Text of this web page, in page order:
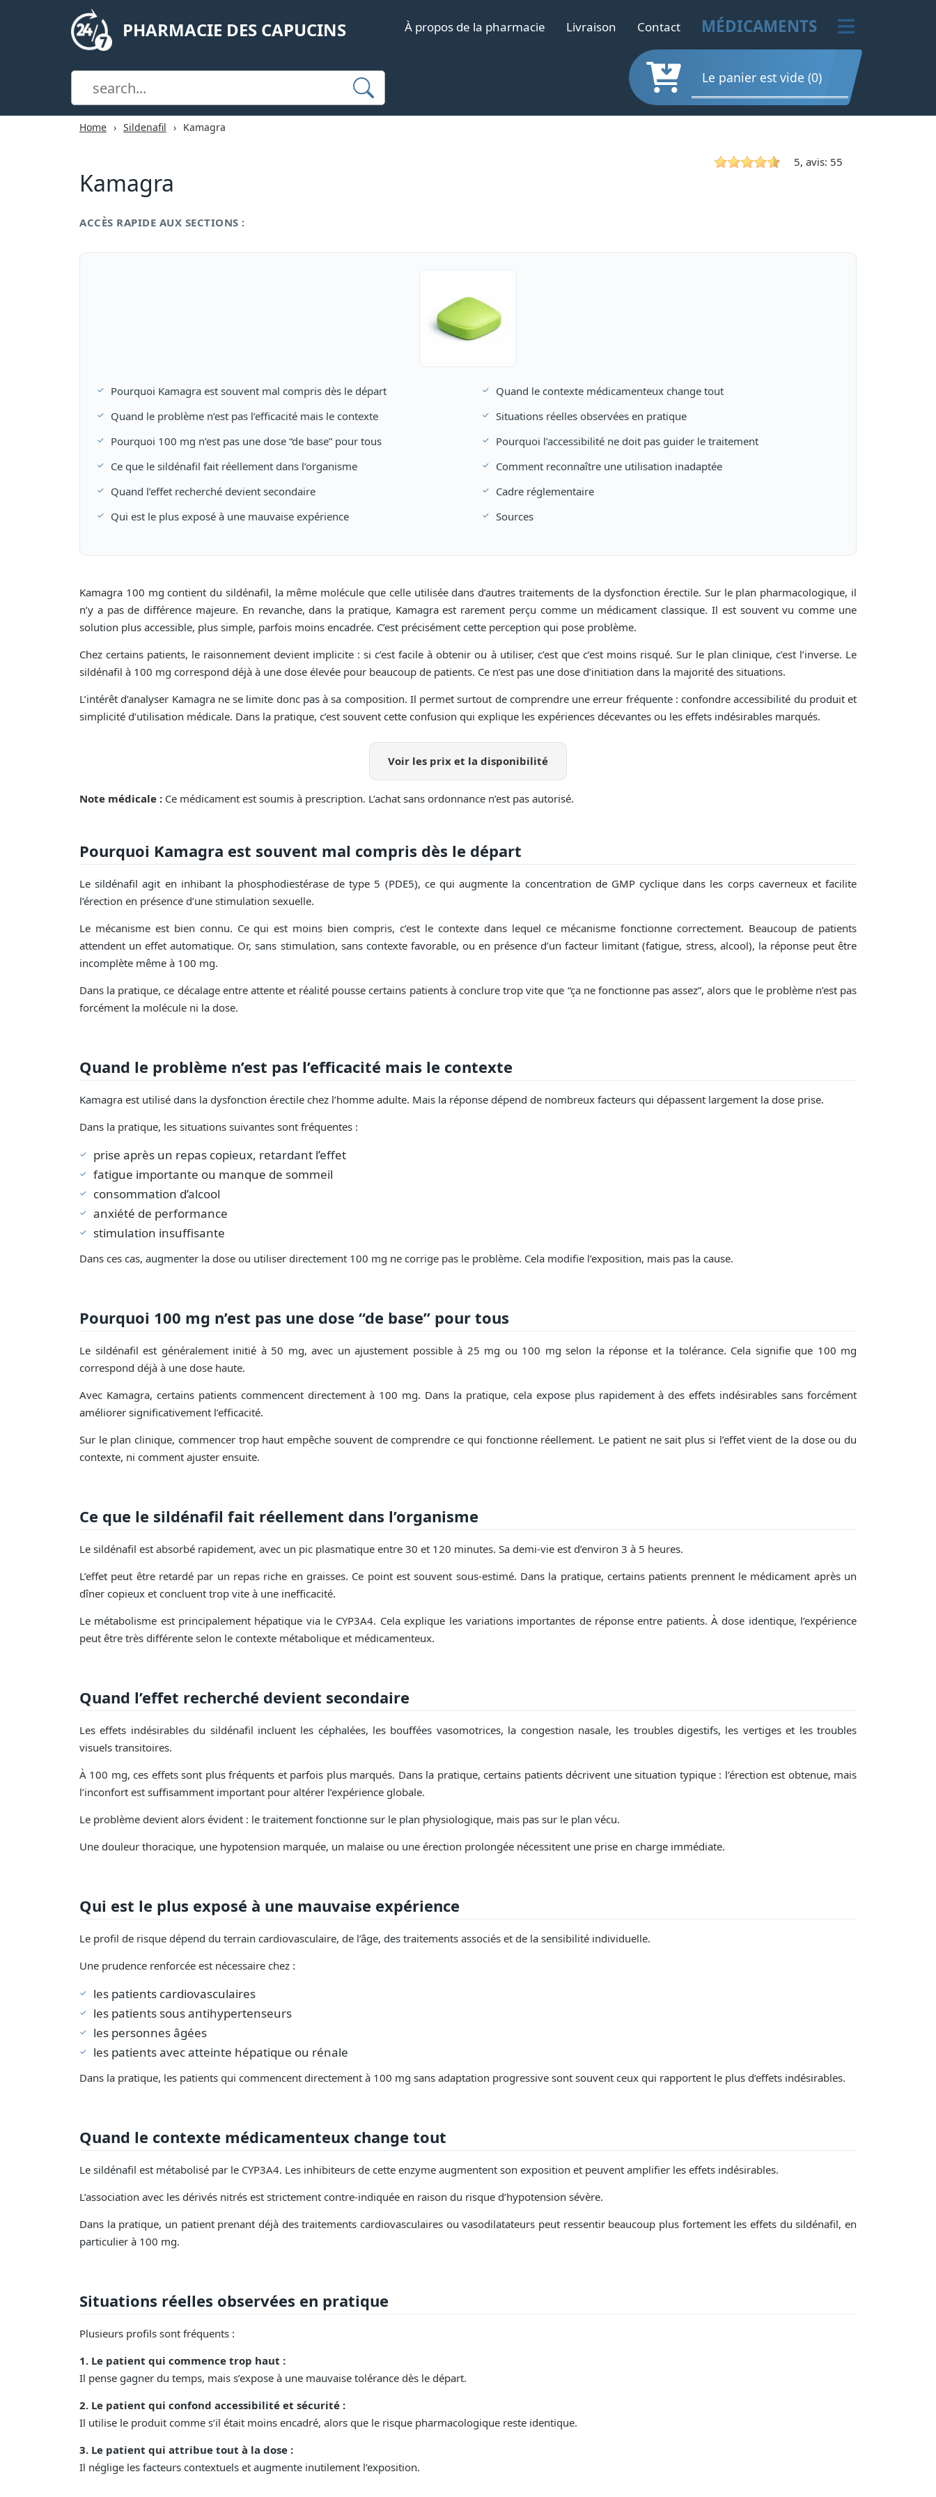
PHARMACIE DES CAPUCINS À propos de la pharmacie Livraison Contact MÉDICAMENTS
Le panier est vide (0)
Home Sildenafil Kamagra
Kamagra
ACCÈS RAPIDE AUX SECTIONS :
Pourquoi Kamagra est souvent mal compris dès le départ
Quand le problème n’est pas l’efficacité mais le contexte
Pourquoi 100 mg n’est pas une dose “de base” pour tous
Ce que le sildénafil fait réellement dans l’organisme
Quand l’effet recherché devient secondaire
Qui est le plus exposé à une mauvaise expérience
Quand le contexte médicamenteux change tout
Situations réelles observées en pratique
Pourquoi l’accessibilité ne doit pas guider le traitement
Comment reconnaître une utilisation inadaptée
Cadre réglementaire
Sources
Kamagra 100 mg contient du sildénafil, la même molécule que celle utilisée dans d’autres traitements de la dysfonction érectile. Sur le plan pharmacologique, il
n’y a pas de différence majeure. En revanche, dans la pratique, Kamagra est rarement perçu comme un médicament classique. Il est souvent vu comme une
solution plus accessible, plus simple, parfois moins encadrée. C’est précisément cette perception qui pose problème.
Chez certains patients, le raisonnement devient implicite : si c’est facile à obtenir ou à utiliser, c’est que c’est moins risqué. Sur le plan clinique, c’est l’inverse. Le
sildénafil à 100 mg correspond déjà à une dose élevée pour beaucoup de patients. Ce n’est pas une dose d’initiation dans la majorité des situations.
L’intérêt d’analyser Kamagra ne se limite donc pas à sa composition. Il permet surtout de comprendre une erreur fréquente : confondre accessibilité du produit et
simplicité d’utilisation médicale. Dans la pratique, c’est souvent cette confusion qui explique les expériences décevantes ou les effets indésirables marqués.
Voir les prix et la disponibilité
Note médicale : Ce médicament est soumis à prescription. L’achat sans ordonnance n’est pas autorisé.
Pourquoi Kamagra est souvent mal compris dès le départ
Le sildénafil agit en inhibant la phosphodiestérase de type 5 (PDE5), ce qui augmente la concentration de GMP cyclique dans les corps caverneux et facilite
l’érection en présence d’une stimulation sexuelle.
Le mécanisme est bien connu. Ce qui est moins bien compris, c’est le contexte dans lequel ce mécanisme fonctionne correctement. Beaucoup de patients
attendent un effet automatique. Or, sans stimulation, sans contexte favorable, ou en présence d’un facteur limitant (fatigue, stress, alcool), la réponse peut être
incomplète même à 100 mg.
Dans la pratique, ce décalage entre attente et réalité pousse certains patients à conclure trop vite que “ça ne fonctionne pas assez”, alors que le problème n’est pas
forcément la molécule ni la dose.
Quand le problème n’est pas l’efficacité mais le contexte
Kamagra est utilisé dans la dysfonction érectile chez l’homme adulte. Mais la réponse dépend de nombreux facteurs qui dépassent largement la dose prise.
Dans la pratique, les situations suivantes sont fréquentes :
prise après un repas copieux, retardant l’effet
fatigue importante ou manque de sommeil
consommation d’alcool
anxiété de performance
stimulation insuffisante
Dans ces cas, augmenter la dose ou utiliser directement 100 mg ne corrige pas le problème. Cela modifie l’exposition, mais pas la cause.
Pourquoi 100 mg n’est pas une dose “de base” pour tous
Le sildénafil est généralement initié à 50 mg, avec un ajustement possible à 25 mg ou 100 mg selon la réponse et la tolérance. Cela signifie que 100 mg
correspond déjà à une dose haute.
Avec Kamagra, certains patients commencent directement à 100 mg. Dans la pratique, cela expose plus rapidement à des effets indésirables sans forcément
améliorer significativement l’efficacité.
Sur le plan clinique, commencer trop haut empêche souvent de comprendre ce qui fonctionne réellement. Le patient ne sait plus si l’effet vient de la dose ou du
contexte, ni comment ajuster ensuite.
Ce que le sildénafil fait réellement dans l’organisme
Le sildénafil est absorbé rapidement, avec un pic plasmatique entre 30 et 120 minutes. Sa demi-vie est d’environ 3 à 5 heures.
L’effet peut être retardé par un repas riche en graisses. Ce point est souvent sous-estimé. Dans la pratique, certains patients prennent le médicament après un
dîner copieux et concluent trop vite à une inefficacité.
Le métabolisme est principalement hépatique via le CYP3A4. Cela explique les variations importantes de réponse entre patients. À dose identique, l’expérience
peut être très différente selon le contexte métabolique et médicamenteux.
Quand l’effet recherché devient secondaire
Les effets indésirables du sildénafil incluent les céphalées, les bouffées vasomotrices, la congestion nasale, les troubles digestifs, les vertiges et les troubles
visuels transitoires.
À 100 mg, ces effets sont plus fréquents et parfois plus marqués. Dans la pratique, certains patients décrivent une situation typique : l’érection est obtenue, mais
l’inconfort est suffisamment important pour altérer l’expérience globale.
Le problème devient alors évident : le traitement fonctionne sur le plan physiologique, mais pas sur le plan vécu.
Une douleur thoracique, une hypotension marquée, un malaise ou une érection prolongée nécessitent une prise en charge immédiate.
Qui est le plus exposé à une mauvaise expérience
Le profil de risque dépend du terrain cardiovasculaire, de l’âge, des traitements associés et de la sensibilité individuelle.
Une prudence renforcée est nécessaire chez :
les patients cardiovasculaires
les patients sous antihypertenseurs
les personnes âgées
les patients avec atteinte hépatique ou rénale
Dans la pratique, les patients qui commencent directement à 100 mg sans adaptation progressive sont souvent ceux qui rapportent le plus d’effets indésirables.
Quand le contexte médicamenteux change tout
Le sildénafil est métabolisé par le CYP3A4. Les inhibiteurs de cette enzyme augmentent son exposition et peuvent amplifier les effets indésirables.
L’association avec les dérivés nitrés est strictement contre-indiquée en raison du risque d’hypotension sévère.
Dans la pratique, un patient prenant déjà des traitements cardiovasculaires ou vasodilatateurs peut ressentir beaucoup plus fortement les effets du sildénafil, en
particulier à 100 mg.
Situations réelles observées en pratique
Plusieurs profils sont fréquents :
1. Le patient qui commence trop haut :
Il pense gagner du temps, mais s’expose à une mauvaise tolérance dès le départ.
2. Le patient qui confond accessibilité et sécurité :
Il utilise le produit comme s’il était moins encadré, alors que le risque pharmacologique reste identique.
3. Le patient qui attribue tout à la dose :
Il néglige les facteurs contextuels et augmente inutilement l’exposition.
5, avis: 55